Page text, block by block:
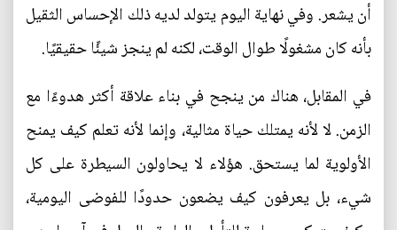
أن يشعر. وفي نهاية اليوم يتولد لديه ذلك الإحساس الثقيل
بأنه كان مشغولًا طوال الوقت، لكنه لم ينجز شيئًا حقيقيًا.
في المقابل، هناك من ينجح في بناء علاقة أكثر هدوءًا مع
الزمن. لا لأنه يمتلك حياة مثالية، وإنما لأنه تعلم كيف يمنح
الأولوية لما يستحق. هؤلاء لا يحاولون السيطرة على كل
شيء، بل يعرفون كيف يضعون حدودًا للفوضى اليومية،